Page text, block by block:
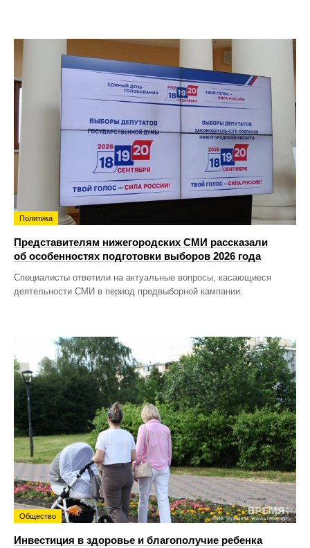
Политика
Представителям нижегородских СМИ рассказали
об особенностях подготовки выборов 2026 года
Специалисты ответили на актуальные вопросы, касающиеся
деятельности СМИ в период предвыборной кампании.
Общество
Инвестиция в здоровье и благополучие ребенка